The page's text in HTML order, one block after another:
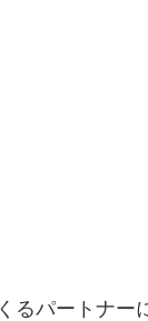
るパートナー